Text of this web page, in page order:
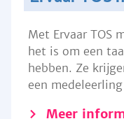
Met Ervaar TOS
het is om een
hebben. Ze
een
Meer